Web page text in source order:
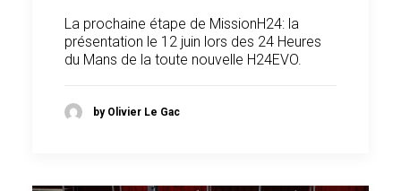
La prochaine étape de MissionH24: la
présentation le 12 juin lors des 24 Heures
du Mans de la toute nouvelle H24EVO.
by Olivier Le Gac